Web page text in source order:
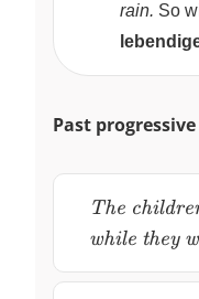
rain. So
Past progressive
\textit{The
children}
The
while they